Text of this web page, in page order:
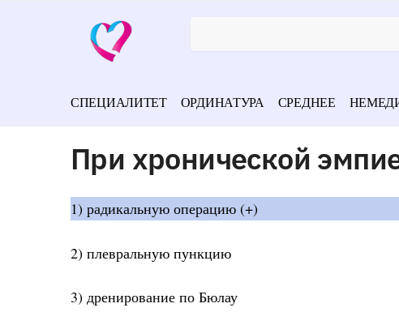
СПЕЦИАЛИТЕТ ОРДИНАТУРА СРЕДНЕЕ
При хронической
1) радикальную операцию (+)
2) плевральную пункцию
3) дренирование по Бюлау